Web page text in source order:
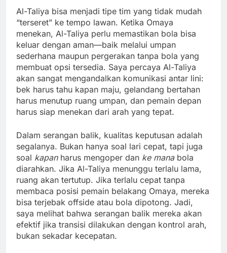
Al-Taliya bisa menjadi tipe tim yang tidak mudah
“terseret” ke tempo lawan. Ketika Omaya
menekan, Al-Taliya perlu memastikan bola bisa
keluar dengan aman—baik melalui umpan
sederhana maupun pergerakan tanpa bola yang
membuat opsi tersedia. Saya percaya Al-Taliya
akan sangat mengandalkan komunikasi antar lini:
bek harus tahu kapan maju, gelandang bertahan
harus menutup ruang umpan, dan pemain depan
harus siap menekan dari arah yang tepat.
Dalam serangan balik, kualitas keputusan adalah
segalanya. Bukan hanya soal lari cepat, tapi juga
soal kapanharus mengoper dan ke manabola
diarahkan. Jika Al-Taliya menunggu terlalu lama,
ruang akan tertutup. Jika terlalu cepat tanpa
membaca posisi pemain belakang Omaya, mereka
bisa terjebak offside atau bola dipotong. Jadi,
saya melihat bahwa serangan balik mereka akan
efektif jika transisi dilakukan dengan kontrol arah,
bukan sekadar kecepatan.